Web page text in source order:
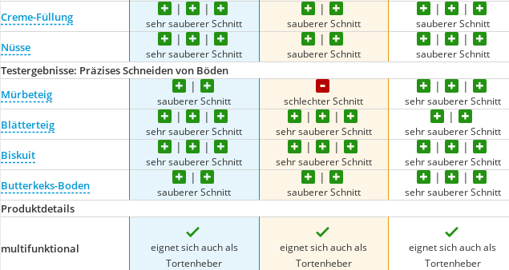
Creme-Füllung sehr sauberer Schnitt sauberer Schnitt sauberer Schnitt
Nüsse sehr sauberer Schnitt sauberer Schnitt sauberer Schnitt
Testergebnisse: Präzises Schneiden von Böden
Mürbeteig
sauberer Schnitt schlechter Schnitt sehr sauberer Schnitt
Blätterteig sehr sauberer Schnitt sehr sauberer Schnitt sehr sauberer Schnitt
Biskuit sehr sauberer Schnitt sehr sauberer Schnitt sehr sauberer Schnitt
Butterkeks-Boden sauberer Schnitt sauberer Schnitt sehr sauberer Schnitt
Produktdetails
multifunktional
eignet sich auch als
Tortenheber
eignet sich auch als
Tortenheber
eignet sich auch als
Tortenheber